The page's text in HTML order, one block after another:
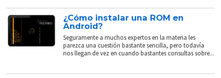
¿Cómo instalar una ROM en
Android?
Seguramente a muchos expertos en la materia les
parezca una cuestión bastante sencilla, pero todavía
nos llegan de vez en cuando bastantes consultas sobre...